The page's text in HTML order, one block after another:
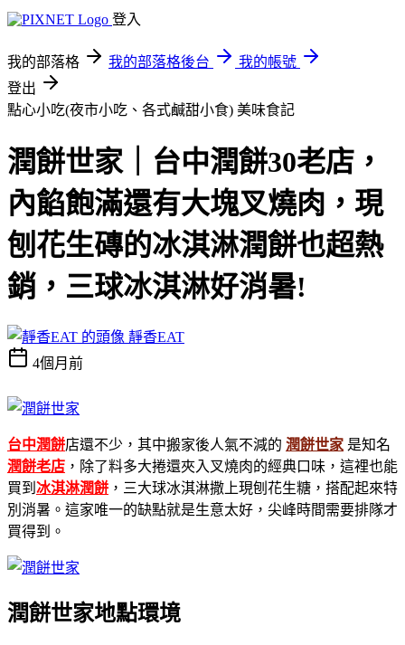
登入
我的部落格 我的部落格後台
我的帳號
登出
點心小吃(夜市小吃、各式鹹甜小食) 美味食記
潤餅世家｜台中潤餅30老店，
內餡飽滿還有大塊叉燒肉，現
刨花生磚的冰淇淋潤餅也超熱
銷，三球冰淇淋好消暑!
靜香EAT
4個月前
台中潤餅店還不少，其中搬家後人氣不減的 潤餅世家 是知名
潤餅老店 ，除了料多大捲還夾入叉燒肉的經典口味，這裡也能
買到 冰淇淋潤餅 ，三大球冰淇淋撒上現刨花生糖，搭配起來特
別消暑。這家唯一的缺點就是生意太好，尖峰時間需要排隊才
買得到。
潤餅世家地點環境